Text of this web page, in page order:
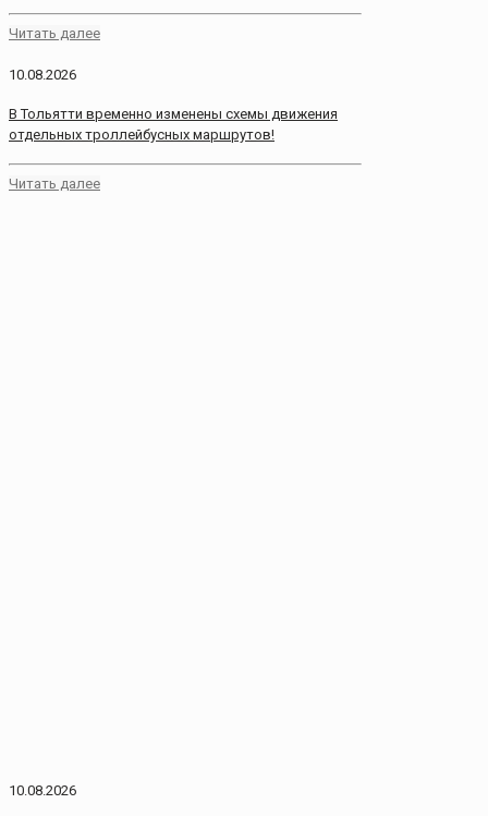
Читать далее
10.08.2026
В Тольятти временно изменены схемы движения
отдельных троллейбусных маршрутов!
Читать далее
10.08.2026